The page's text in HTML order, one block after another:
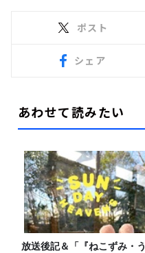
ポスト
シェア
あわせて読みたい
放送後記＆「『ねこずみ・う